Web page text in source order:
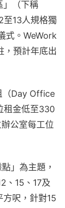
」（下稱
至13人規格獨
式。WeWork
，預計年底出
（Day Office
租金低至330
公室每工位
」為主題，
、15、17及
呎，針對15